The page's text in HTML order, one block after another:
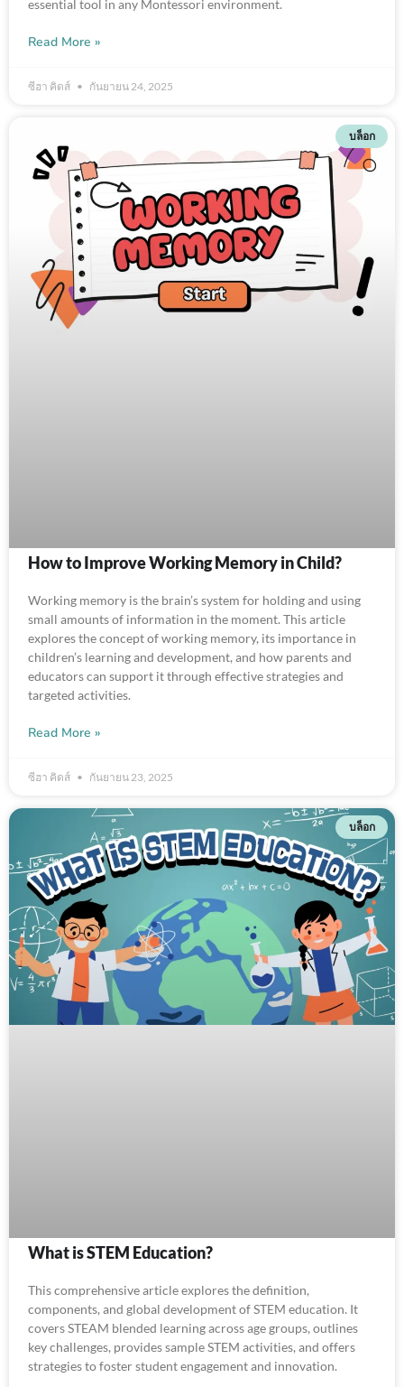
essential tool in any Montessori environment.
Read More »
ซีฮา คิดส์ กันยายน 24, 2025
บล็อก
How to Improve Working Memory in Child​?
Working memory is the brain’s system for holding and using
small amounts of information in the moment. This article
explores the concept of working memory, its importance in
children’s learning and development, and how parents and
educators can support it through effective strategies and
targeted activities.
Read More »
ซีฮา คิดส์ กันยายน 23, 2025
บล็อก
What is STEM Education?
This comprehensive article explores the definition,
components, and global development of STEM education. It
covers STEAM blended learning across age groups, outlines
key challenges, provides sample STEM activities, and offers
strategies to foster student engagement and innovation.